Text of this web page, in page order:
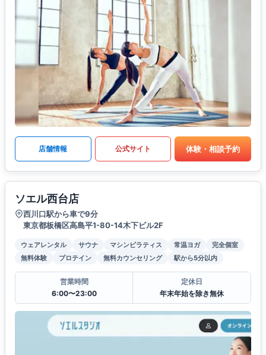
店舗情報 公式サイト 体験・相談予約
ソエル西台店
西川口駅から車で9分
東京都板橋区高島平1-80-14木下ビル2F
ウェアレンタル サウナ マシンピラティス 常温ヨガ
完全個室
無料体験
プロテイン 無料カウンセリング 駅から5分以内
営業時間
6:00〜23:00
定休日
年末年始を除き無休